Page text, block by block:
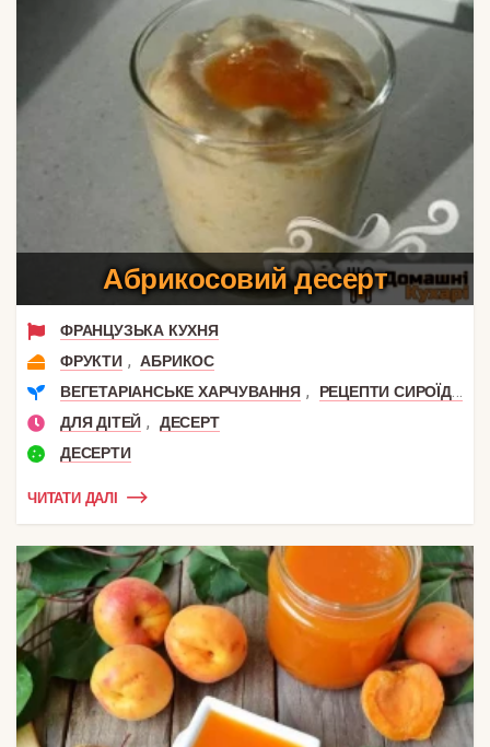
Абрикосовий десерт
ФРАНЦУЗЬКА КУХНЯ
ФРУКТИ , АБРИКОС
ВЕГЕТАРІАНСЬКЕ ХАРЧУВАННЯ ,
РЕЦЕПТИ СИРОЇДІННЯ
ДЛЯ ДІТЕЙ ,
ДЕСЕРТ
ДЕСЕРТИ
ЧИТАТИ ДАЛІ